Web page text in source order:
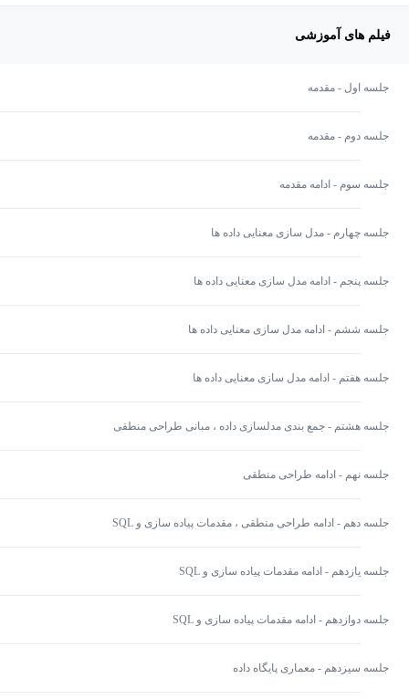
فیلم های آموزشی
جلسه اول - مقدمه
جلسه دوم - مقدمه
جلسه سوم - ادامه مقدمه
جلسه چهارم - مدل سازی معنایی داده ها
جلسه پنجم - ادامه مدل سازی معنایی داده ها
جلسه ششم - ادامه مدل سازی معنایی داده ها
جلسه هفتم - ادامه مدل سازی معنایی داده ها
جلسه هشتم - جمع بندی مدلسازی داده ، مبانی طراحی منطقی
جلسه نهم - ادامه طراحی منطقی
جلسه دهم - ادامه طراحی منطقی ، مقدمات پیاده سازی و SQL
جلسه یازدهم - ادامه مقدمات پیاده سازی و SQL
جلسه دوازدهم - ادامه مقدمات پیاده سازی و SQL
جلسه سیزدهم - معماری پایگاه داده